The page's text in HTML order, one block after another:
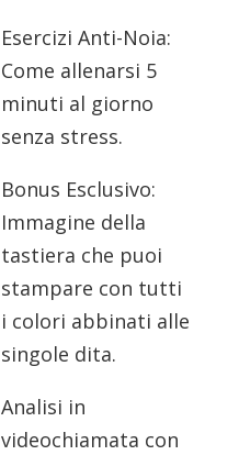
Esercizi Anti-Noia:
Come allenarsi 5
minuti al giorno
senza stress.
Bonus Esclusivo:
Immagine della
tastiera che puoi
stampare con tutti
i colori abbinati alle
singole dita.
Analisi in
videochiamata con